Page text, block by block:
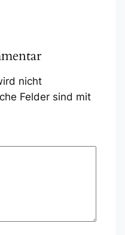
nicht
Felder sind mit